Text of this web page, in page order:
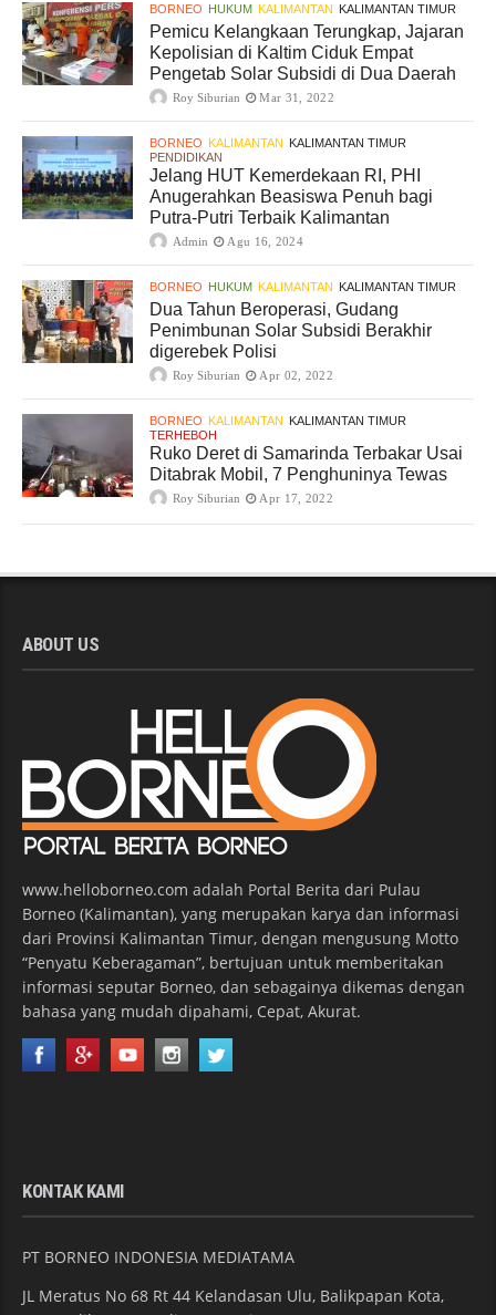
BORNEO HUKUM KALIMANTAN KALIMANTAN TIMUR
Pemicu Kelangkaan Terungkap, Jajaran
Kepolisian di Kaltim Ciduk Empat
Pengetab Solar Subsidi di Dua Daerah
Roy Siburian Mar 31, 2022
BORNEO KALIMANTAN KALIMANTAN TIMUR
PENDIDIKAN
Jelang HUT Kemerdekaan RI, PHI
Anugerahkan Beasiswa Penuh bagi
Putra-Putri Terbaik Kalimantan
Admin Agu 16, 2024
BORNEO HUKUM KALIMANTAN KALIMANTAN TIMUR
Dua Tahun Beroperasi, Gudang
Penimbunan Solar Subsidi Berakhir
digerebek Polisi
Roy Siburian Apr 02, 2022
BORNEO KALIMANTAN KALIMANTAN TIMUR
TERHEBOH
Ruko Deret di Samarinda Terbakar Usai
Ditabrak Mobil, 7 Penghuninya Tewas
Roy Siburian Apr 17, 2022
ABOUT US
www.helloborneo.com adalah Portal Berita dari Pulau
Borneo (Kalimantan), yang merupakan karya dan informasi
dari Provinsi Kalimantan Timur, dengan mengusung Motto
“Penyatu Keberagaman”, bertujuan untuk memberitakan
informasi seputar Borneo, dan sebagainya dikemas dengan
bahasa yang mudah dipahami, Cepat, Akurat.
KONTAK KAMI
PT BORNEO INDONESIA MEDIATAMA
JL Meratus No 68 Rt 44 Kelandasan Ulu, Balikpapan Kota,